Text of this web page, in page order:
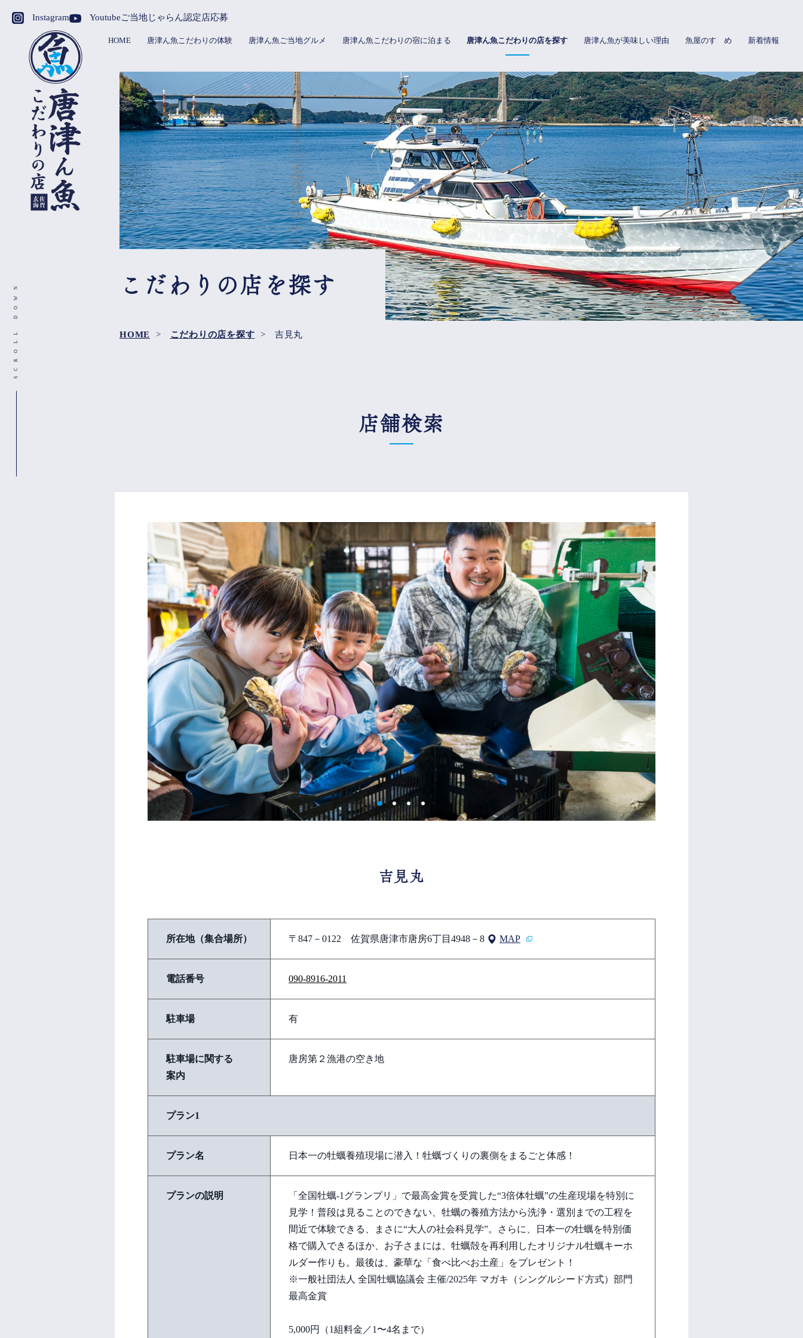
Instagram Youtubeご当地じゃらん認定店応募
HOME 唐津ん魚こだわりの体験 唐津ん魚ご当地グルメ 唐津ん魚こだわりの宿に泊まる 唐津ん魚こだわりの店を探す 唐津ん魚が美味しい理由 魚屋のすゝめ 新着情報
こだわりの店を探す
HOME > こだわりの店を探す > 吉見丸
店舗検索
吉見丸
所在地（集合場所） 〒847－0122 佐賀県唐津市唐房6丁目4948－8 MAP
電話番号 090-8916-2011
駐車場 有
駐車場に関する
案内
唐房第２漁港の空き地
プラン1
プラン名 日本一の牡蠣養殖現場に潜入！牡蠣づくりの裏側をまるごと体感！
プランの説明
「全国牡蠣-1グランプリ」で最高金賞を受賞した“3倍体牡蠣”の生産現場を特別に
見学！普段は見ることのできない、牡蠣の養殖方法から洗浄・選別までの工程を
間近で体験できる、まさに“大人の社会科見学”。さらに、日本一の牡蠣を特別価
格で購入できるほか、お子さまには、牡蠣殻を再利用したオリジナル牡蠣キーホ
ルダー作りも。最後は、豪華な「食べ比べお土産」をプレゼント！
※一般社団法人 全国牡蠣協議会 主催/2025年 マガキ（シングルシード方式）部門
最高金賞
5,000円（1組料金／1〜4名まで）
SCROLL DOWN